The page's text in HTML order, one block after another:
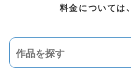
料金については、